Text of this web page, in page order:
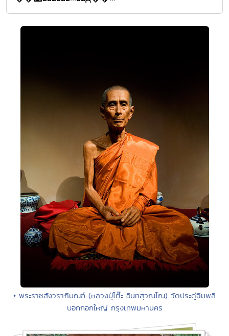
• พระราชสังวราภิมณฑ์ (หลวงปู่โต๊ะ อินฺทสุวณฺโณ) วัดประดู่ฉิมพลี
บอกกอกใหญ่ กรุงเทพมหานคร